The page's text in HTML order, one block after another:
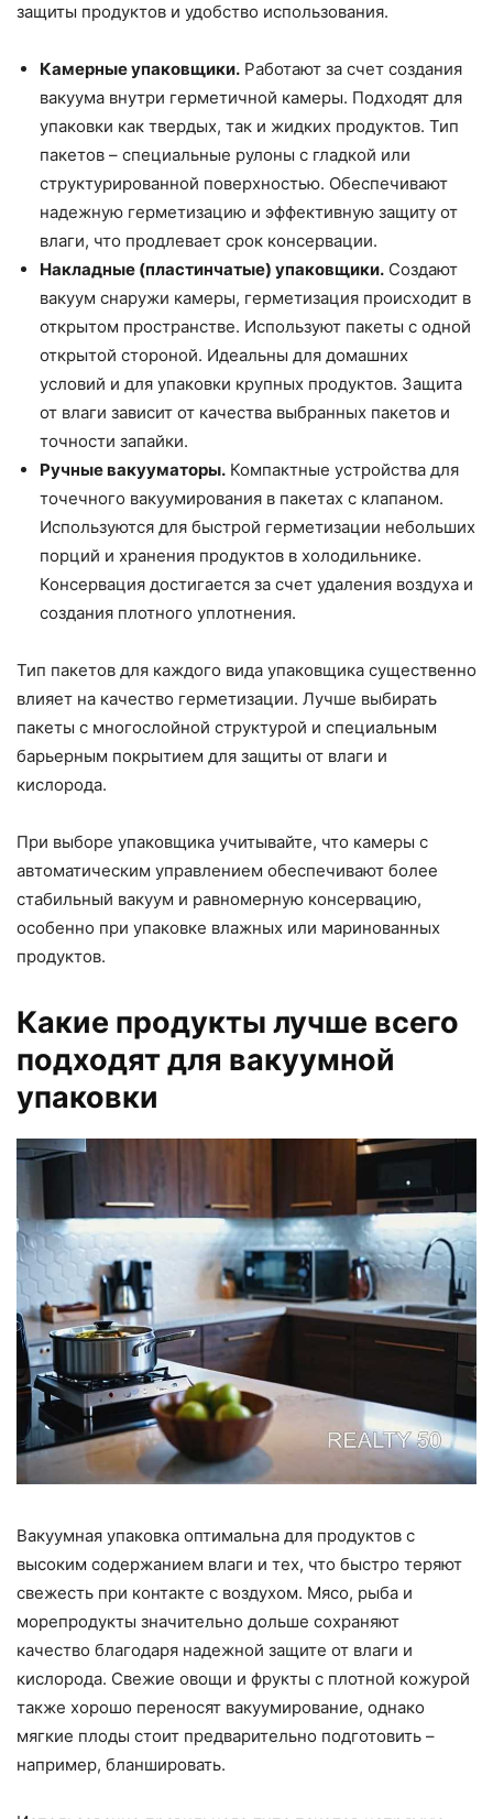
защиты продуктов и удобство использования.
Камерные упаковщики. Работают за счет создания
вакуума внутри герметичной камеры. Подходят для
упаковки как твердых, так и жидких продуктов. Тип
пакетов – специальные рулоны с гладкой или
структурированной поверхностью. Обеспечивают
надежную герметизацию и эффективную защиту от
влаги, что продлевает срок консервации.
Накладные (пластинчатые) упаковщики. Создают
вакуум снаружи камеры, герметизация происходит в
открытом пространстве. Используют пакеты с одной
открытой стороной. Идеальны для домашних
условий и для упаковки крупных продуктов. Защита
от влаги зависит от качества выбранных пакетов и
точности запайки.
Ручные вакууматоры. Компактные устройства для
точечного вакуумирования в пакетах с клапаном.
Используются для быстрой герметизации небольших
порций и хранения продуктов в холодильнике.
Консервация достигается за счет удаления воздуха и
создания плотного уплотнения.
Тип пакетов для каждого вида упаковщика существенно
влияет на качество герметизации. Лучше выбирать
пакеты с многослойной структурой и специальным
барьерным покрытием для защиты от влаги и
кислорода.
При выборе упаковщика учитывайте, что камеры с
автоматическим управлением обеспечивают более
стабильный вакуум и равномерную консервацию,
особенно при упаковке влажных или маринованных
продуктов.
Какие продукты лучше всего
подходят для вакуумной
упаковки
Вакуумная упаковка оптимальна для продуктов с
высоким содержанием влаги и тех, что быстро теряют
свежесть при контакте с воздухом. Мясо, рыба и
морепродукты значительно дольше сохраняют
качество благодаря надежной защите от влаги и
кислорода. Свежие овощи и фрукты с плотной кожурой
также хорошо переносят вакуумирование, однако
мягкие плоды стоит предварительно подготовить –
например, бланшировать.